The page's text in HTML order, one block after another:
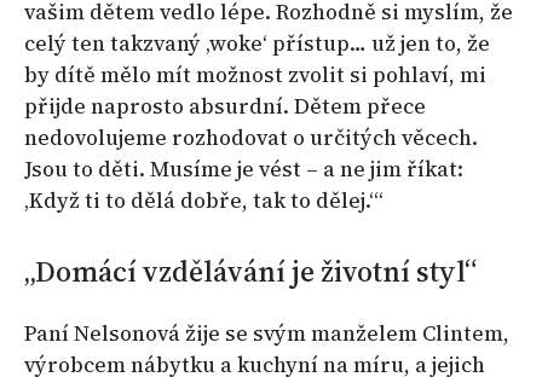
vašim dětem vedlo lépe. Rozhodně si myslím, že
celý ten takzvaný ‚woke‘ přístup… už jen to, že
by dítě mělo mít možnost zvolit si pohlaví, mi
přijde naprosto absurdní. Dětem přece
nedovolujeme rozhodovat o určitých věcech.
Jsou to děti. Musíme je vést – a ne jim říkat:
‚Když ti to dělá dobře, tak to dělej.‘“
„Domácí vzdělávání je životní styl“
Paní Nelsonová žije se svým manželem Clintem,
výrobcem nábytku a kuchyní na míru, a jejich